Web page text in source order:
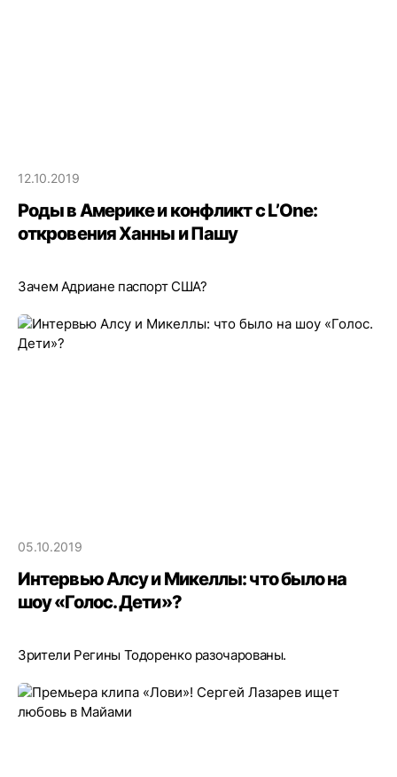
12.10.2019
Роды в Америке и конфликт с L’One:
откровения Ханны и Пашу
Зачем Адриане паспорт США?
05.10.2019
Интервью Алсу и Микеллы: что было на
шоу «Голос. Дети»?
Зрители Регины Тодоренко разочарованы.